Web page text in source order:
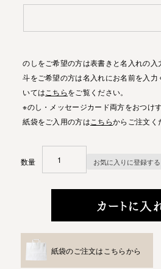
のしをご希望の方は表書きと名入れの
斗をご希望の方は名入れにお名前を入
いては こちらをご覧ください。
※のし・メッセージカード両方をおつけ
紙袋をご入用の方は こちらからご注文く
お気に入りに登録する
カートに入
紙袋のご注文はこちらから